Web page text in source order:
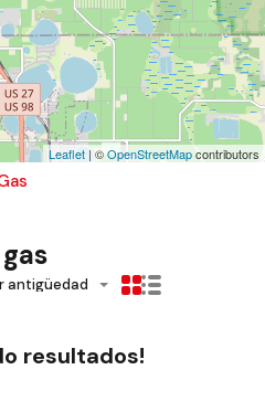
Leaflet | ©OpenStreetMapcontributors
antigüedad
resultados!